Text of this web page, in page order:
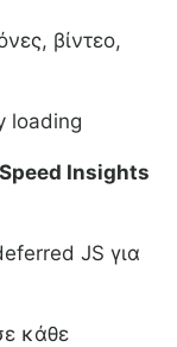
βίντεο,
loading
Insights
JS για
κάθε